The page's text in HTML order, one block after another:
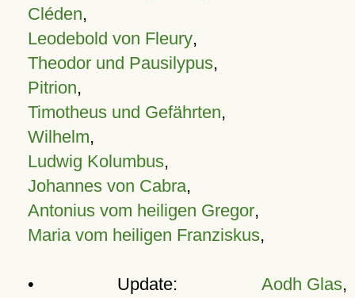
Cléden,
Leodebold von Fleury,
Theodor und Pausilypus,
Pitrion,
Timotheus und Gefährten,
Wilhelm,
Ludwig Kolumbus,
Johannes von Cabra,
Antonius vom heiligen Gregor,
Maria vom heiligen Franziskus,
• Update: Aodh Glas,